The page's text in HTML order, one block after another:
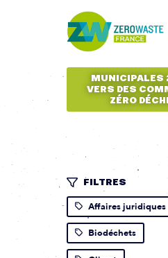
MUNICIPALES
VERS DES
ZÉRO
FILTRES
Affaires juridiques
Biodéchets